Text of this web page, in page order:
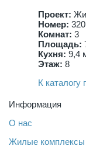
Проект:
Номер: 320
Комнат: 3
Площадь:
Кухня: 9,4
Этаж: 8
К каталогу
Информация
О нас
Жилые комплексы